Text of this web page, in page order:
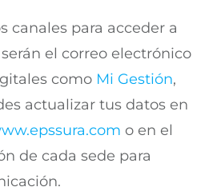
canales para acceder a
el correo electrónico
como Mi Gestión,
actualizar tus datos en
o en el
de cada sede para